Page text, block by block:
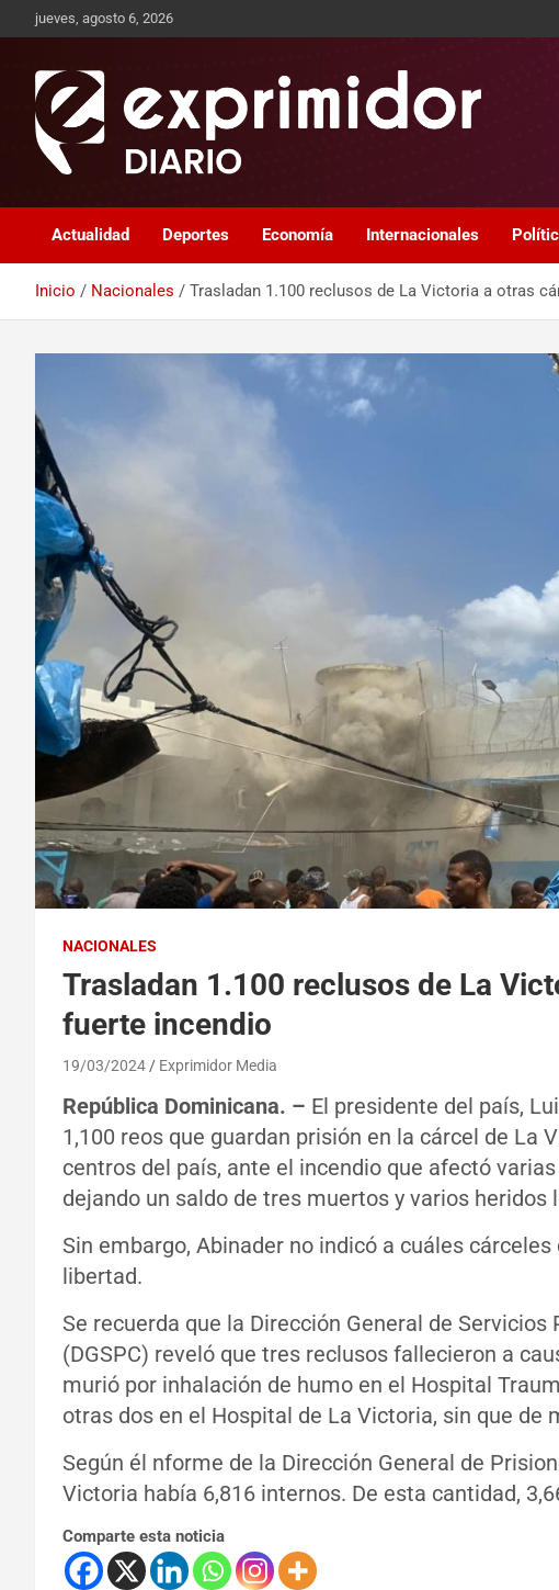
jueves, agosto 6, 2026
Exprimidor media
Actualidad Deportes Economía Internacionales
Inicio Nacionales Trasladan 1.100 reclusos de La Victoria a otras
NACIONALES
Trasladan 1.100 reclusos de La
fuerte incendio
19/03/2024 Exprimidor Media
República Dominicana. – El presidente del país,
1,100 reos que guardan prisión en la cárcel de La
centros del país, ante el incendio que afectó
dejando un saldo de tres muertos y varios heridos
Sin embargo, Abinader no indicó a cuáles
libertad.
Se recuerda que la Dirección General de
(DGSPC) reveló que tres reclusos fallecieron a
murió por inhalación de humo en el Hospital
otras dos en el Hospital de La Victoria, sin que de
Según él nforme de la Dirección General de
Victoria había 6,816 internos. De esta cantidad,
Comparte esta noticia